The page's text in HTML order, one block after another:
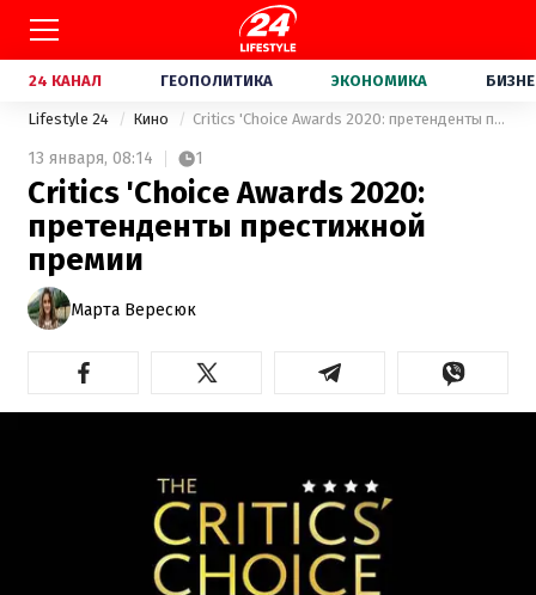
24 КАНАЛ ГЕОПОЛИТИКА ЭКОНОМИКА
Lifestyle 24 Кино Critics 'Choice Awards 2020: претенденты престижной премии
13 января, 08:14 1
Critics 'Choice Awards 2020:
претенденты престижной
премии
Марта Вересюк